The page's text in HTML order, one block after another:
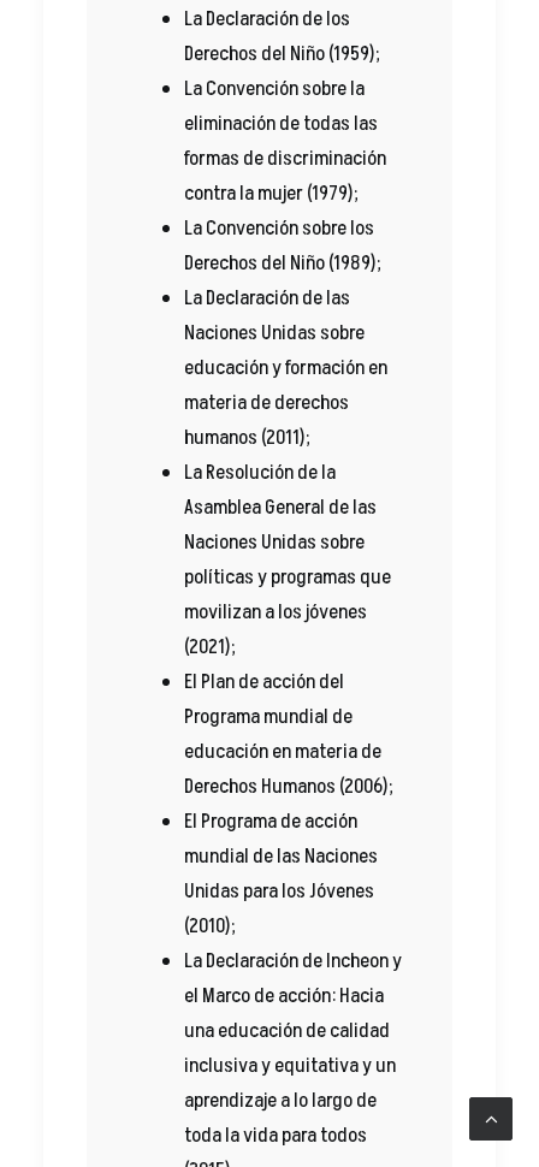
La Declaración de los
Derechos del Niño (1959);
La Convención sobre la
eliminación de todas las
formas de discriminación
contra la mujer (1979);
La Convención sobre los
Derechos del Niño (1989);
La Declaración de las
Naciones Unidas sobre
educación y formación en
materia de derechos
humanos (2011);
La Resolución de la
Asamblea General de las
Naciones Unidas sobre
políticas y programas que
movilizan a los jóvenes
(2021);
El Plan de acción del
Programa mundial de
educación en materia de
Derechos Humanos (2006);
El Programa de acción
mundial de las Naciones
Unidas para los Jóvenes
(2010);
La Declaración de Incheon y
el Marco de acción: Hacia
una educación de calidad
inclusiva y equitativa y un
aprendizaje a lo largo de
toda la vida para todos